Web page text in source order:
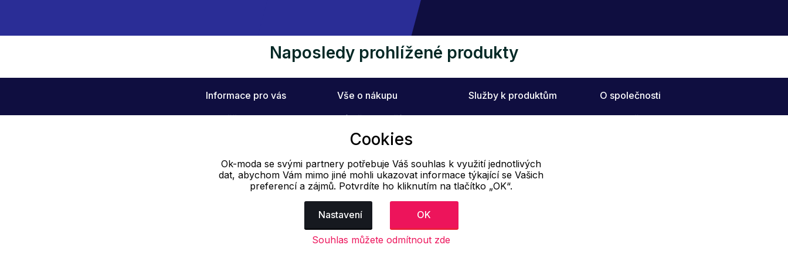
Naposledy prohlížené produkty
Informace pro vás
Soutěž
Vše o nákupu
Výměna zboží
Reklamační řád
Obchodní podmínky
Doprava
Služby k produktům
Poradna
O společnosti
O společnosti
E-mail
Online
Cookies
Ok-moda se svými partnery potřebuje Váš souhlas k využití jednotlivých
dat, abychom Vám mimo jiné mohli ukazovat informace týkající se Vašich
preferencí a zájmů. Potvrdíte ho kliknutím na tlačítko „OK“.
Nastavení OK
Souhlas můžete odmítnout zde